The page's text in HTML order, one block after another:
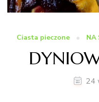
Ciasta pieczone NA
24